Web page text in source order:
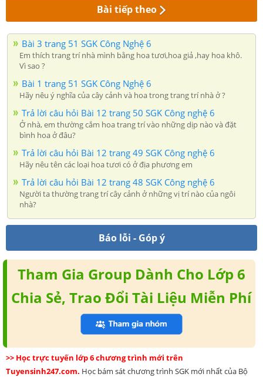
Bài tiếp theo
Bài 3 trang 51 SGK Công Nghệ 6
Em thích trang trí nhà mình bằng hoa tươi,hoa giả ,hay hoa khô.
Vì sao ?
Bài 1 trang 51 SGK Công Nghệ 6
Hãy nêu ý nghĩa của cây cảnh và hoa trong trang trí nhà ở ?
Trả lời câu hỏi Bài 12 trang 50 SGK Công nghệ 6
Ở nhà, em thường cắm hoa trang trí vào những dịp nào và đặt
bình hoa ở đâu?
Trả lời câu hỏi Bài 12 trang 49 SGK Công nghệ 6
Hãy nêu tên các loại hoa tươi có ở địa phương em
Trả lời câu hỏi Bài 12 trang 48 SGK Công nghệ 6
Người ta thường trang trí cây cảnh ở những vị trí nào của ngôi
nhà?
Báo lỗi - Góp ý
Tham Gia Group Dành Cho Lớp 6
Chia Sẻ, Trao Đổi Tài Liệu Miễn Phí
>> Học trực tuyến lớp 6 chương trình mới trên
Tuyensinh247.com. Học bám sát chương trình SGK mới nhất của Bộ